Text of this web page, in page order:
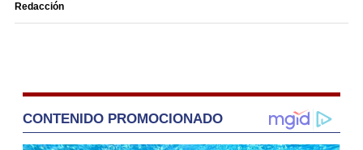
Redacción
CONTENIDO PROMOCIONADO